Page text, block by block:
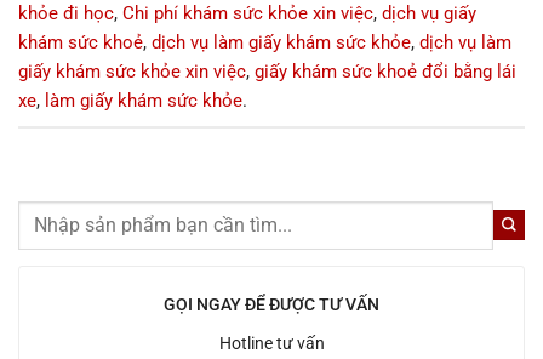
GỌI NGAY ĐỂ ĐƯỢC TƯ VẤN
Hotline tư vấn
khỏe đi học, Chi phí khám sức khỏe xin việc, dịch vụ giấy
khám sức khoẻ, dịch vụ làm giấy khám sức khỏe, dịch vụ làm
giấy khám sức khỏe xin việc, giấy khám sức khoẻ đổi bằng lái
xe, làm giấy khám sức khỏe.